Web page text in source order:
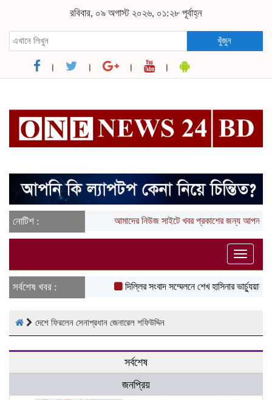
রবিবার, ০৯ অগাস্ট ২০২৬, ০১:২৮ পূর্বাহ্ন
খুঁজুন
নোটিশ : আমাদের নিউজ সাইটে খবর প্রকাশের জন্য
Toggle
সর্বশেষ খবর :
দিল্লির সংবাদ সম্মেলনে শেখ হাসিনার
দেশে ফিরলেন সেনাপ্রধান জেনারেল শফিউদ্দিন
সর্বশেষ
জনপ্রিয়